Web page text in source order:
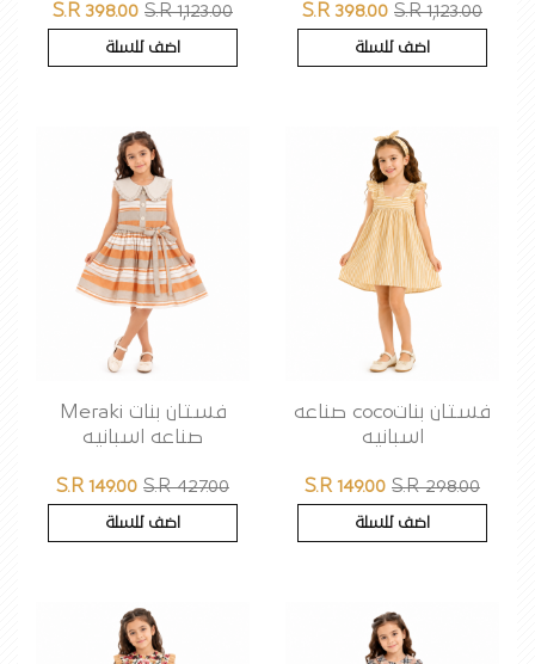
S.R 398.00 S.R 1,123.00
اضف للسلة
S.R 398.00 S.R 1,123.00
اضف للسلة
فستان بناتcoco صناعه
اسبانيه
S.R 149.00 S.R 298.00
اضف للسلة
فستان بنات Meraki
صناعه اسبانيه
S.R 149.00 S.R 427.00
اضف للسلة